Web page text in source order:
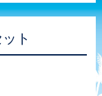
ト